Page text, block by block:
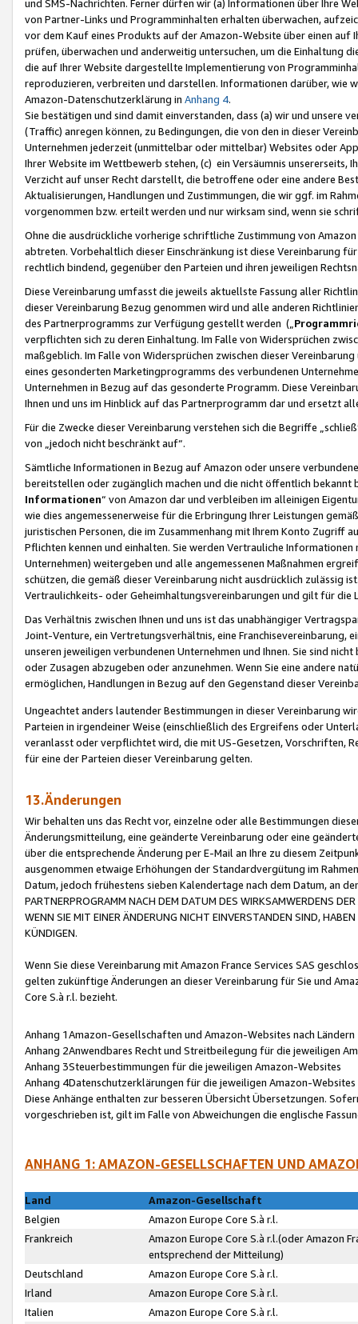
und SMS-Nachrichten. Ferner dürfen wir (a) Informationen über Ihre
von Partner-Links und Programminhalten erhalten überwachen,
vor dem Kauf eines Produkts auf der Amazon-Website über einen
prüfen, überwachen und anderweitig untersuchen, um die Einhaltung
die auf Ihrer Website dargestellte Implementierung von
reproduzieren, verbreiten und darstellen. Informationen darüber, wie
Amazon-Datenschutzerklärung in Anhang 4.
Sie bestätigen und sind damit einverstanden, dass (a) wir und
(Traffic) anregen können, zu Bedingungen, die von den in dieser
Unternehmen jederzeit (unmittelbar oder mittelbar) Websites oder
Ihrer Website im Wettbewerb stehen, (c) ein Versäumnis unsererseits,
Verzicht auf unser Recht darstellt, die betroffene oder eine andere
Aktualisierungen, Handlungen und Zustimmungen, die wir ggf. im
vorgenommen bzw. erteilt werden und nur wirksam sind, wenn sie
Ohne die ausdrückliche vorherige schriftliche Zustimmung von
abtreten. Vorbehaltlich dieser Einschränkung ist diese Vereinbarung
rechtlich bindend, gegenüber den Parteien und ihren jeweiligen
Diese Vereinbarung umfasst die jeweils aktuellste Fassung aller
dieser Vereinbarung Bezug genommen wird und alle anderen
des Partnerprogramms zur Verfügung gestellt werden („
verpflichten sich zu deren Einhaltung. Im Falle von Widersprüchen
maßgeblich. Im Falle von Widersprüchen zwischen dieser
eines gesonderten Marketingprogramms des verbundenen
Unternehmen in Bezug auf das gesonderte Programm. Diese
Ihnen und uns im Hinblick auf das Partnerprogramm dar und ersetzt
Für die Zwecke dieser Vereinbarung verstehen sich die Begriffe
von „jedoch nicht beschränkt auf“.
Sämtliche Informationen in Bezug auf Amazon oder unsere
bereitstellen oder zugänglich machen und die nicht öffentlich
Informationen“ von Amazon dar und verbleiben im alleinigen
wie dies angemessenerweise für die Erbringung Ihrer Leistungen
juristischen Personen, die im Zusammenhang mit Ihrem Konto
Pflichten kennen und einhalten. Sie werden Vertrauliche
Unternehmen) weitergeben und alle angemessenen Maßnahmen
schützen, die gemäß dieser Vereinbarung nicht ausdrücklich zulässig
Vertraulichkeits- oder Geheimhaltungsvereinbarungen und gilt für die
Das Verhältnis zwischen Ihnen und uns ist das unabhängiger
Joint-Venture, ein Vertretungsverhältnis, eine Franchisevereinbarung,
unseren jeweiligen verbundenen Unternehmen und Ihnen. Sie sind
oder Zusagen abzugeben oder anzunehmen. Wenn Sie eine andere
ermöglichen, Handlungen in Bezug auf den Gegenstand dieser
Ungeachtet anders lautender Bestimmungen in dieser Vereinbarung
Parteien in irgendeiner Weise (einschließlich des Ergreifens oder
veranlasst oder verpflichtet wird, die mit US-Gesetzen, Vorschriften,
für eine der Parteien dieser Vereinbarung gelten.
13.Änderungen
Wir behalten uns das Recht vor, einzelne oder alle Bestimmungen
Änderungsmitteilung, eine geänderte Vereinbarung oder eine
über die entsprechende Änderung per E-Mail an Ihre zu diesem
ausgenommen etwaige Erhöhungen der Standardvergütung im
Datum, jedoch frühestens sieben Kalendertage nach dem Datum, an
PARTNERPROGRAMM NACH DEM DATUM DES WIRKSAMWERDENS
WENN SIE MIT EINER ÄNDERUNG NICHT EINVERSTANDEN SIND,
KÜNDIGEN.
Wenn Sie diese Vereinbarung mit Amazon France Services SAS
gelten zukünftige Änderungen an dieser Vereinbarung für Sie und
Core S.à r.l. bezieht.
Anhang 1Amazon-Gesellschaften und Amazon-Websites nach Ländern
Anhang 2Anwendbares Recht und Streitbeilegung für die jeweiligen
Anhang 3Steuerbestimmungen für die jeweiligen Amazon-Websites
Anhang 4Datenschutzerklärungen für die jeweiligen Amazon-Websites
Diese Anhänge enthalten zur besseren Übersicht Übersetzungen.
vorgeschrieben ist, gilt im Falle von Abweichungen die englische
ANHANG 1: AMAZON-GESELLSCHAFTEN UND
Land
Amazon-Gesellschaft
Belgien
Amazon Europe Core S.à r.l.
Frankreich
Amazon Europe Core S.à r.l.(oder Amazon
entsprechend der Mitteilung)
Deutschland
Amazon Europe Core S.à r.l.
Irland
Amazon Europe Core S.à r.l.
Italien
Amazon Europe Core S.à r.l.